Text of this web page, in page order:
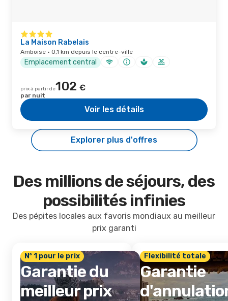
La Maison Rabelais
Amboise · 0,1 km depuis le centre-ville
Emplacement central
prix à partir de102 €
par nuit
Voir les détails
Explorer plus d'offres
Des millions de séjours, des
possibilités infinies
Des pépites locales aux favoris mondiaux au meilleur
prix garanti
Nº 1 pour le prix
Garantie du
meilleur prix
Flexibilité totale
Garantie